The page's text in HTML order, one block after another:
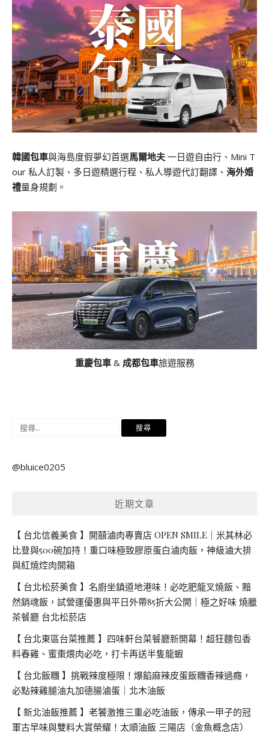
韓國包車與海島度假夢幻首選馬爾地夫 一日遊自由行、Mini T
our 私人訂製、多日遊精選行程、私人導遊代訂翻譯、 海外婚
禮量身規劃。
重慶包車& 成都包車旅遊服務
搜
鍵
@bluice0205
近期文章
【 台北信義美食 】開囍滷肉專賣店 OPEN SMILE｜米其林必
比登與500碗加持！重口味極致膠原蛋白滷肉飯，神級滷大排
與紅燒焢肉開箱
【 台北松菸美食 】名廚坐鎮道地港味！必吃肥龍叉燒飯、黯
然銷魂飯，試營運優惠與平日外帶85折大公開｜極之好味 燒臘
茶餐廳 台北松菸店
【 台北東區台菜推薦 】四味軒台菜餐廳新開幕！超狂麵包香
料春雞、蜜棗煨肉必吃，打卡再送半隻龍蝦
【 台北飯糰 】挑戰辣度極限！爆餡麻辣皮蛋飯糰香辣過癮，
必點辣雞腿油丸加德腸滷蛋｜北木油飯
【 新北油飯推薦 】老饕激推三重必吃油飯，傳承一甲子的冠
軍古早味與雙料大賞榮耀！太順油飯 三陽店（金魚概念店）